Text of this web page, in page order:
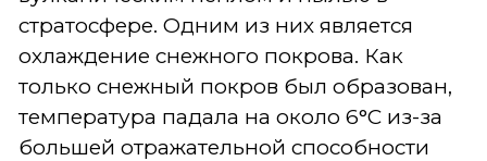
стратосфере. Одним из них является
охлаждение снежного покрова. Как
только снежный покров был образован,
температура падала на около 6°C из-за
большей отражательной способности